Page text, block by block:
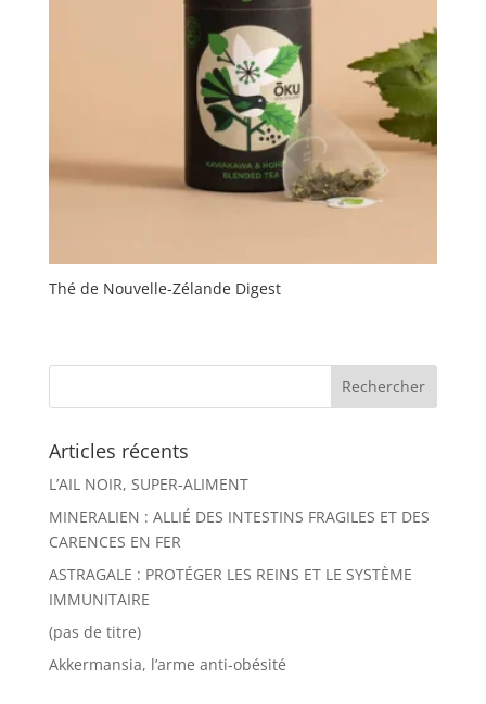
Thé de Nouvelle-Zélande Digest
Articles récents
L’AIL NOIR, SUPER-ALIMENT
MINERALIEN : ALLIÉ DES INTESTINS FRAGILES ET DES
CARENCES EN FER
ASTRAGALE : PROTÉGER LES REINS ET LE SYSTÈME
IMMUNITAIRE
(pas de titre)
Akkermansia, l’arme anti-obésité